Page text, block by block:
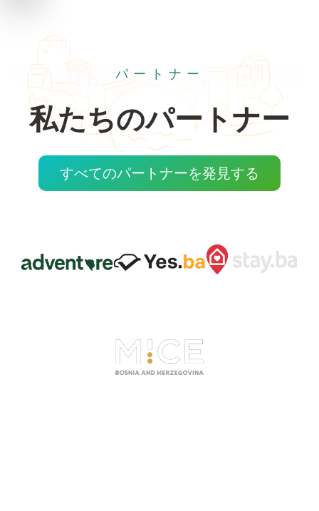
パートナー
私たちのパートナー
すべてのパートナーを発見する